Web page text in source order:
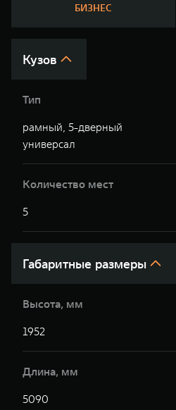
БИЗНЕС
Кузов
Тип
рамный, 5-дверный
универсал
Количество мест
5
Габаритные размеры
Высота, мм
1952
Длина, мм
5090